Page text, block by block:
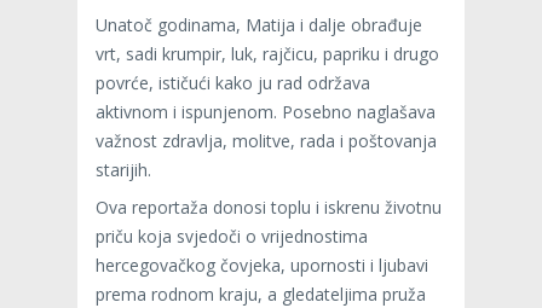
Unatoč godinama, Matija i dalje obrađuje
vrt, sadi krumpir, luk, rajčicu, papriku i drugo
povrće, ističući kako ju rad održava
aktivnom i ispunjenom. Posebno naglašava
važnost zdravlja, molitve, rada i poštovanja
starijih.
Ova reportaža donosi toplu i iskrenu životnu
priču koja svjedoči o vrijednostima
hercegovačkog čovjeka, upornosti i ljubavi
prema rodnom kraju, a gledateljima pruža